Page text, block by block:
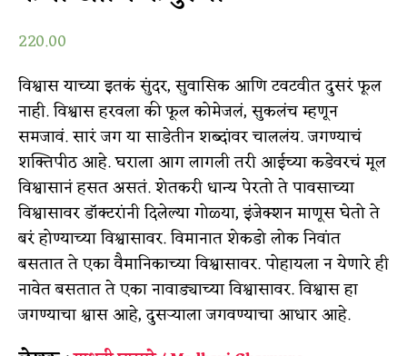
220.00
विश्वास याच्या इतकं सुंदर, सुवासिक आणि टवटवीत दुसरं फूल
नाही. विश्वास हरवला की फूल कोमेजलं, सुकलंच म्हणून
समजावं. सारं जग या साडेतीन शब्दांवर चाललंय. जगण्याचं
शक्तिपीठ आहे. घराला आग लागली तरी आईच्या कडेवरचं मूल
विश्वासानं हसत असतं. शेतकरी धान्य पेरतो ते पावसाच्या
विश्वासावर डॉक्टरांनी दिलेल्या गोळ्या, इंजेक्शन माणूस घेतो ते
बरं होण्याच्या विश्वासावर. विमानात शेकडो लोक निवांत
बसतात ते एका वैमानिकाच्या विश्वासावर. पोहायला न येणारे ही
नावेत बसतात ते एका नावाड्याच्या विश्वासावर. विश्वास हा
जगण्याचा श्वास आहे, दुसऱ्याला जगवण्याचा आधार आहे.